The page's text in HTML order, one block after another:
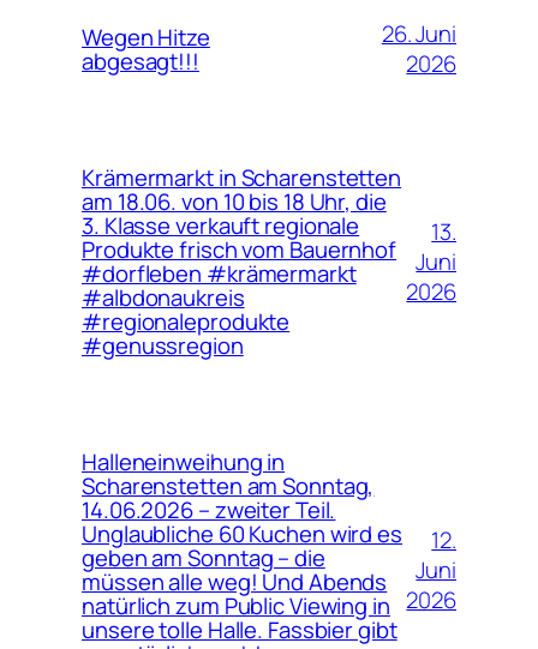
Wegen Hitze
abgesagt!!!
26. Juni
2026
Krämermarkt in Scharenstetten
am 18.06. von 10 bis 18 Uhr, die
3. Klasse verkauft regionale
Produkte frisch vom Bauernhof
#dorfleben #krämermarkt
#albdonaukreis
#regionaleprodukte
#genussregion
13.
Juni
2026
Halleneinweihung in
Scharenstetten am Sonntag,
14.06.2026 – zweiter Teil.
Unglaubliche 60 Kuchen wird es
geben am Sonntag – die
müssen alle weg! Und Abends
natürlich zum Public Viewing in
unsere tolle Halle. Fassbier gibt
12.
Juni
2026